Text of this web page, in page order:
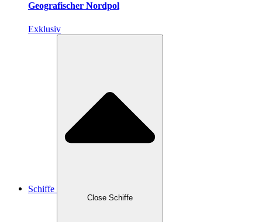
Geografischer Nordpol
Exklusiv
Schiffe
Close Schiffe